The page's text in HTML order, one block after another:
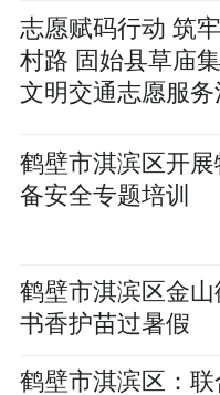
志愿赋码行动 筑
村路 固始县草庙
文明交通志愿服务
鹤壁市淇滨区开展
备安全专题培训
鹤壁市淇滨区金
书香护苗过暑假
鹤壁市淇滨区：